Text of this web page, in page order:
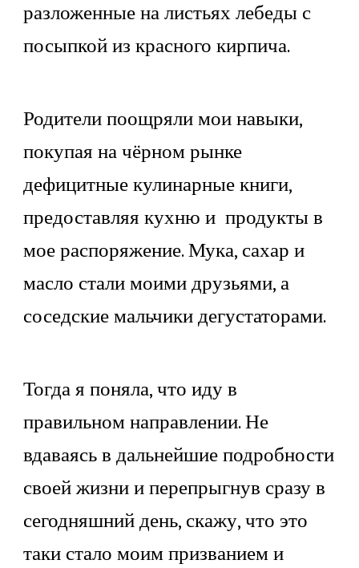
разложенные на листьях лебеды с
посыпкой из красного кирпича.
Родители поощряли мои навыки,
покупая на чёрном рынке
дефицитные кулинарные книги,
предоставляя кухню и продукты в
мое распоряжение. Мука, сахар и
масло стали моими друзьями, а
соседские мальчики дегустаторами.
Тогда я поняла, что иду в
правильном направлении. Не
вдаваясь в дальнейшие подробности
своей жизни и перепрыгнув сразу в
сегодняшний день, скажу, что это
таки стало моим призванием и